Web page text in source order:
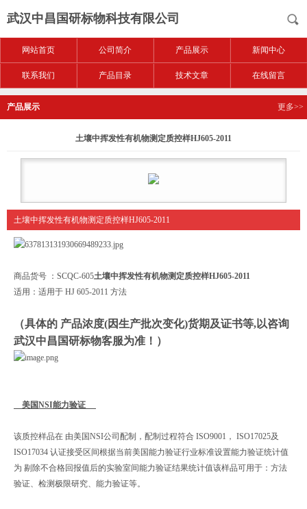
武汉中昌国研标物科技有限公司
网站首页 公司简介 产品展示 新闻中心
联系我们 产品目录 技术文章 在线留言
产品展示 更多>>
土壤中挥发性有机物测定质控样HJ605-2011
土壤中挥发性有机物测定质控样HJ605-2011
商品货号 ：SCQC-605土壤中挥发性有机物测定质控样HJ605-2011
适用：适用于 HJ 605-2011 方法
（具体的 产品浓度(因生产批次变化)货期及证书等,以咨询
武汉中昌国研标物客服为准！）
美国NSI能力验证
该质控样品在 由美国NSI公司配制，配制过程符合 ISO9001， ISO17025及
ISO17034 认证接受区间根据当前美国能力验证行业标准设置能力验证统计值
为 剔除不合格回报值后的实验室间能力验证结果统计值该样品可用于：方法
验证、检测极限研究、能力验证等。